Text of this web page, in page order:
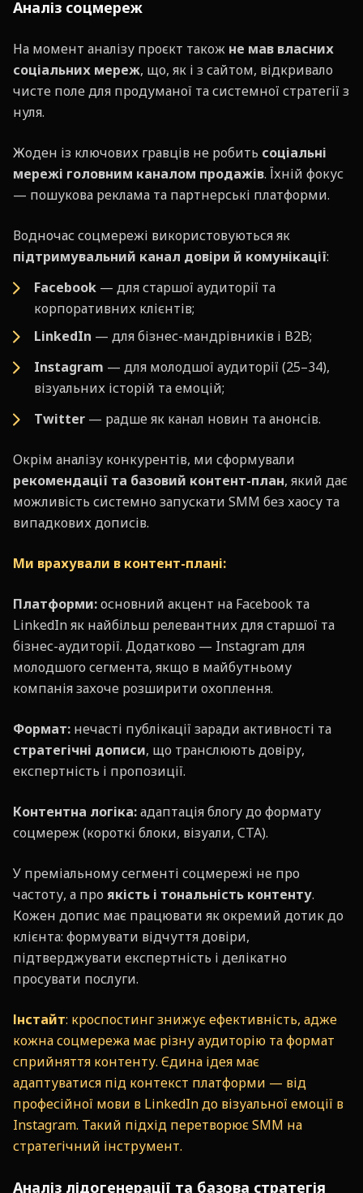
Аналіз соцмереж
На момент аналізу проєкт також не мав власних
соціальних мереж, що, як і з сайтом, відкривало
чисте поле для продуманої та системної стратегії з
нуля.
Жоден із ключових гравців не робить соціальні
мережі головним каналом продажів. Їхній фокус
— пошукова реклама та партнерські платформи.
Водночас соцмережі використовуються як
підтримувальний канал довіри й комунікації:
Facebook — для старшої аудиторії та
корпоративних клієнтів;
LinkedIn — для бізнес-мандрівників і B2B;
Instagram — для молодшої аудиторії (25–34),
візуальних історій та емоцій;
Twitter — радше як канал новин та анонсів.
Окрім аналізу конкурентів, ми сформували
рекомендації та базовий контент-план, який дає
можливість системно запускати SMM без хаосу та
випадкових дописів.
Ми врахували в контент-плані:
Платформи:основний акцент на Facebook та
LinkedIn як найбільш релевантних для старшої та
бізнес-аудиторії. Додатково — Instagram для
молодшого сегмента, якщо в майбутньому
компанія захоче розширити охоплення.
Формат: нечасті публікації заради активності та
стратегічні дописи, що транслюють довіру,
експертність і пропозиції.
Контентна логіка:адаптація блогу до формату
соцмереж (короткі блоки, візуали, CTA).
У преміальному сегменті соцмережі не про
частоту, а про якість і тональність контенту.
Кожен допис має працювати як окремий дотик до
клієнта: формувати відчуття довіри,
підтверджувати експертність і делікатно
просувати послуги.
Інстайт: кроспостинг знижує ефективність, адже
кожна соцмережа має різну аудиторію та формат
сприйняття контенту. Єдина ідея має
адаптуватися під контекст платформи — від
професійної мови в LinkedIn до візуальної емоції в
Instagram. Такий підхід перетворює SMM на
стратегічний інструмент.
Аналіз лідогенерації та базова стратегія